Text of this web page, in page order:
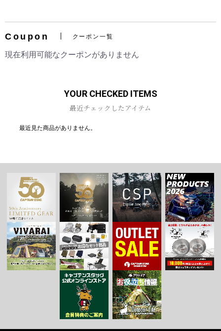
お買い物を続ける カートへ進む
Coupon クーポン一覧
現在利用可能なクーポンがありません
YOUR CHECKED ITEMS
最近チェックしたアイテム
最近見た商品がありません。